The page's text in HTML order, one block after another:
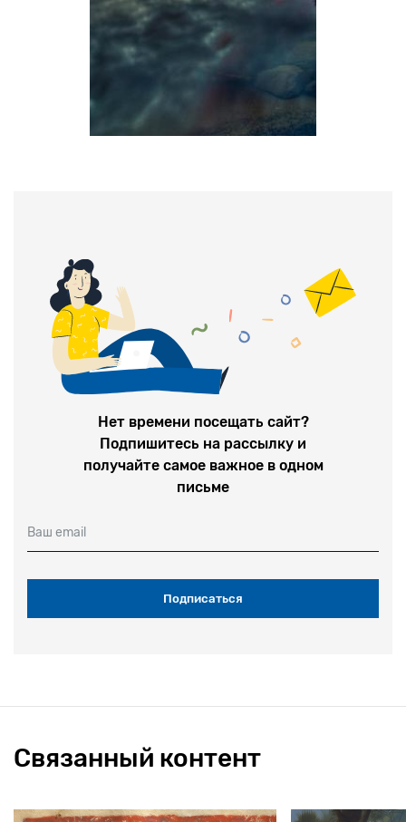
Нет времени посещать сайт?
Подпишитесь на рассылку и
получайте самое важное в одном
письме
Ваш email
Связанный контент